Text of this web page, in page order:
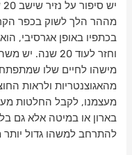
מההר הלך לשוק בכפר
בכתפיו באופן אגרסיבי, הוא
וחזר לעוד 20
מישהו לחיים שלו
מהאגוצנטריות ולראות
מעצמנו, לקבל החלטות
בארון או במיטה אלא גם
להתרחב למשהו גדול יותר